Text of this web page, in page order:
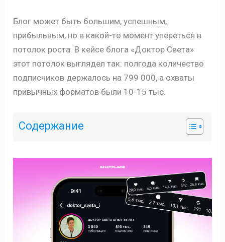
Блог может быть большим, успешным,
прибыльным, но в какой-то момент упереться в
потолок роста. В кейсе блога «Доктор Света»
этот потолок выглядел так: полгода количество
подписчиков держалось на 799 000, а охваты
привычных форматов были 10-15 тыс.
Содержание